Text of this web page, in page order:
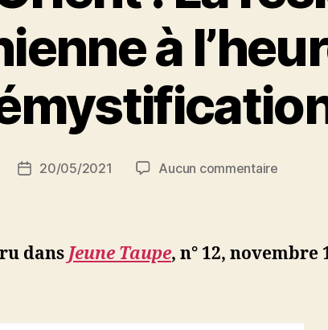
à
a
r
N
b
Date20/05/2021 Aucun commentairesur
La
l’heure
dans Jeune Taupe, n° 12, novembre